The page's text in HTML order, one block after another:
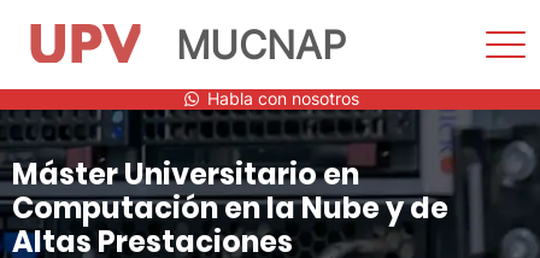
al
contenido
MUCNAP
Habla con nosotros
Máster Universitario en
Computación en la Nube y de
Altas Prestaciones